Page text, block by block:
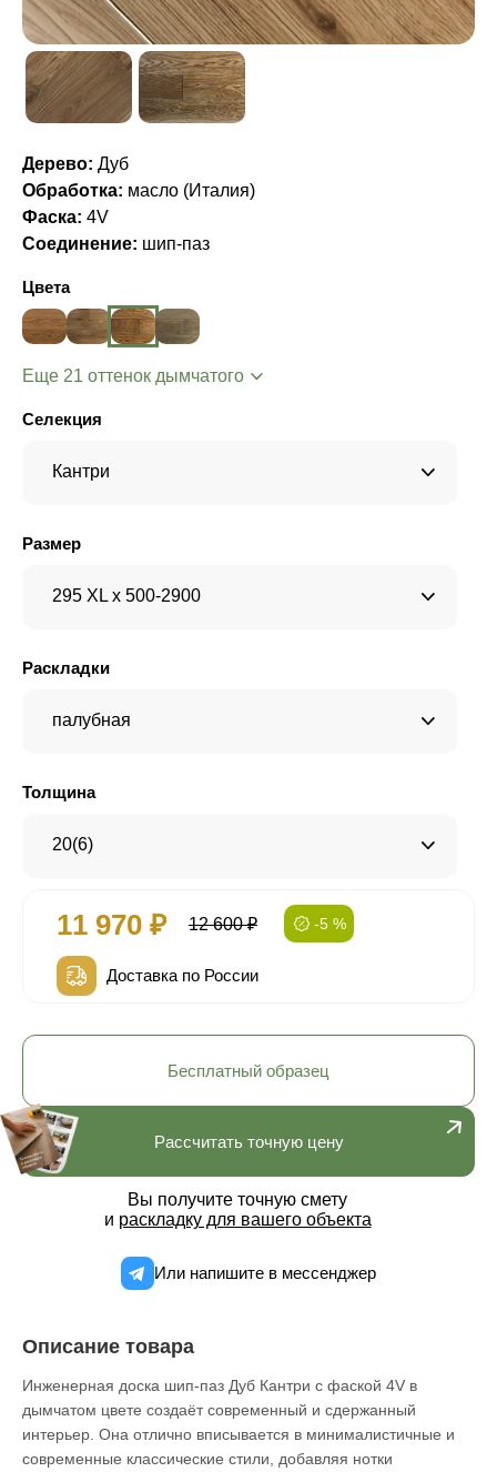
Дерево: Дуб
Обработка: масло (Италия)
Фаска: 4V
Соединение: шип-паз
Цвета
Еще 21 оттенок дымчатого
Селекция
Кантри
Размер
295 XL x 500-2900
Раскладки
палубная
Толщина
20(6)
11 970 ₽ 12 600 ₽ -5 %
Доставка по России
Рассчитать точную цену
Вы получите точную смету
и раскладку для вашего объекта
Или напишите в мессенджер
Бесплатный образец
Описание товара
Инженерная доска шип-паз Дуб Кантри с фаской 4V в
дымчатом цвете создаёт современный и сдержанный
интерьер. Она отлично вписывается в минималистичные и
современные классические стили, добавляя нотки